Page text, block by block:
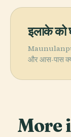
इलाके को
और आस-पास
More